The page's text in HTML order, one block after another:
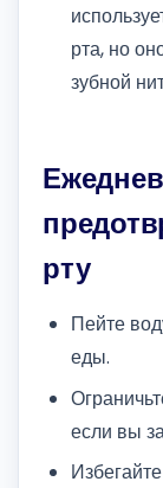
рта, но
зубной
рту
Пейте
еды.
если вы